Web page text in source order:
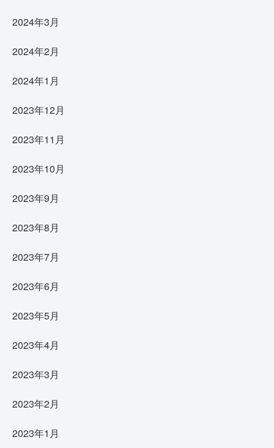
2024年3月
2024年2月
2024年1月
2023年12月
2023年11月
2023年10月
2023年9月
2023年8月
2023年7月
2023年6月
2023年5月
2023年4月
2023年3月
2023年2月
2023年1月